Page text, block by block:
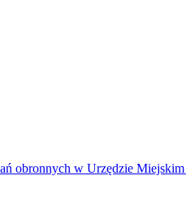
obronnych w Urzędzie